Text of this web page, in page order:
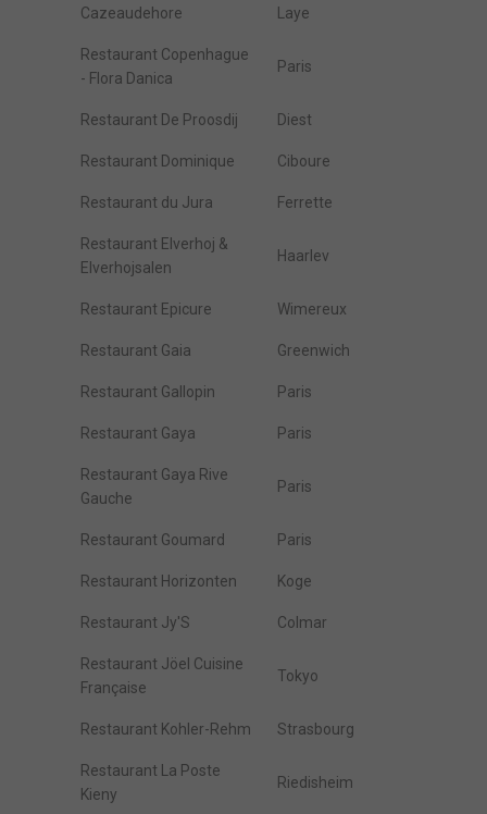
Cazeaudehore
Laye
Restaurant Copenhague
- Flora Danica
Paris
Restaurant De Proosdij Diest
Restaurant Dominique Ciboure
Restaurant du Jura Ferrette
Restaurant Elverhoj &
Elverhojsalen
Haarlev
Restaurant Epicure Wimereux
Restaurant Gaia Greenwich
Restaurant Gallopin Paris
Restaurant Gaya Paris
Restaurant Gaya Rive
Gauche
Paris
Restaurant Goumard Paris
Restaurant Horizonten Koge
Restaurant Jy'S Colmar
Restaurant Jöel Cuisine
Française
Tokyo
Restaurant Kohler-Rehm Strasbourg
Restaurant La Poste
Kieny
Riedisheim